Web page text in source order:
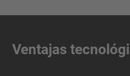
Ventajas